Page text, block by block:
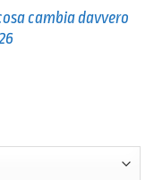
cambia davvero